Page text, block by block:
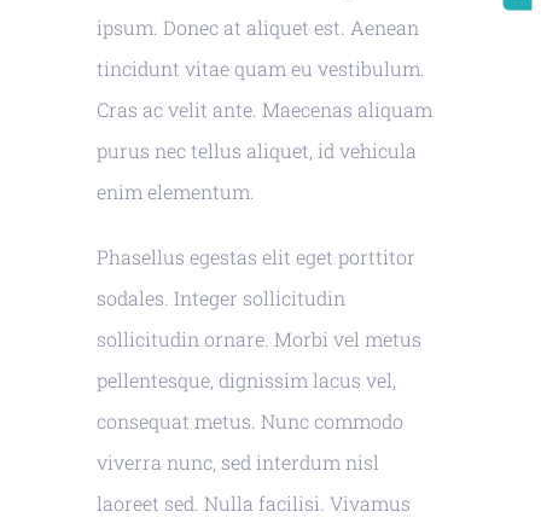
ipsum. Donec at aliquet est. Aenean
tincidunt vitae quam eu vestibulum.
Cras ac velit ante. Maecenas aliquam
purus nec tellus aliquet, id vehicula
enim elementum.
Phasellus egestas elit eget porttitor
sodales. Integer sollicitudin
sollicitudin ornare. Morbi vel metus
pellentesque, dignissim lacus vel,
consequat metus. Nunc commodo
viverra nunc, sed interdum nisl
laoreet sed. Nulla facilisi. Vivamus